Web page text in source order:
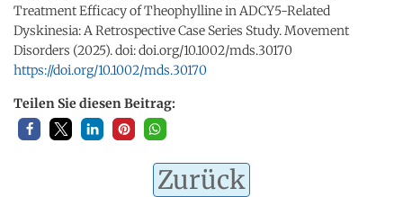
Treatment Efficacy of Theophylline in ADCY5-Related
Dyskinesia: A Retrospective Case Series Study. Movement
Disorders (2025). doi: doi.org/10.1002/mds.30170
https://doi.org/10.1002/mds.30170
Teilen Sie diesen Beitrag:
Zurück